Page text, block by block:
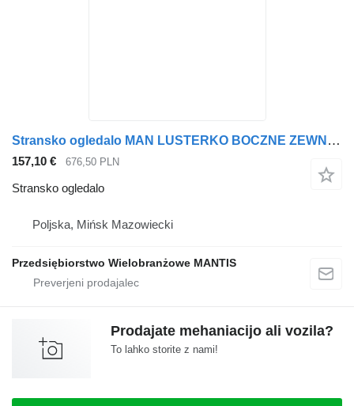
Stransko ogledalo MAN LUSTERKO BOCZNE ZEWNĘTRZNE KOMPLETNE MAN TGX TGS EURO 6 PRAWE DU za vlačilec
157,10 € 676,50 PLN
Stransko ogledalo
Poljska, Mińsk Mazowiecki
Przedsiębiorstwo Wielobranżowe MANTIS
Prodajate mehaniacijo ali vozila?
To lahko storite z nami!